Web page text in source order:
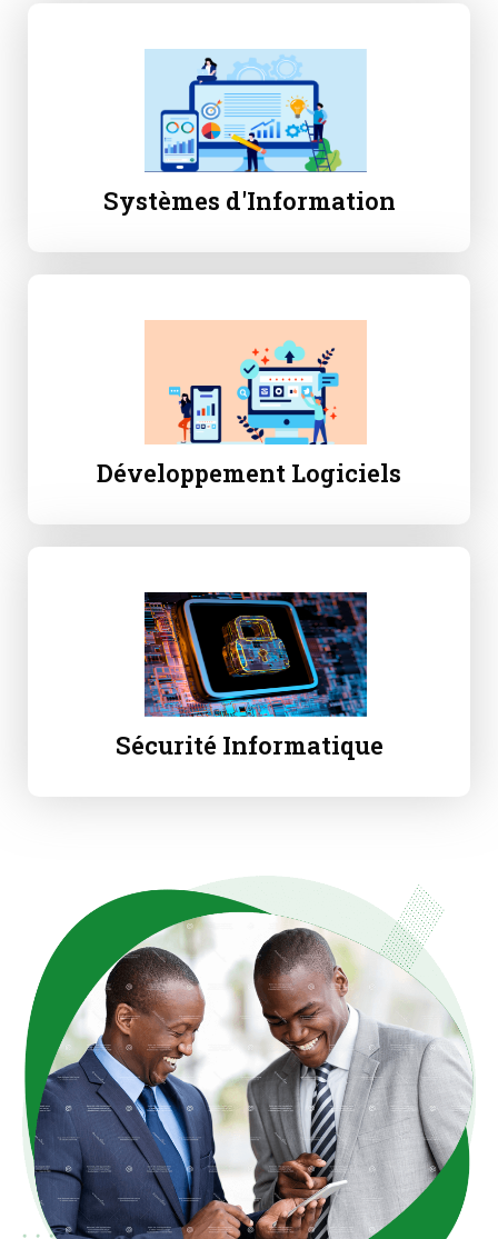
Systèmes d'Information
Développement Logiciels
Sécurité Informatique